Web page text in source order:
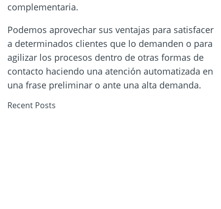
complementaria.
Podemos aprovechar sus ventajas para satisfacer
a determinados clientes que lo demanden o para
agilizar los procesos dentro de otras formas de
contacto haciendo una atención automatizada en
una frase preliminar o ante una alta demanda.
Recent Posts